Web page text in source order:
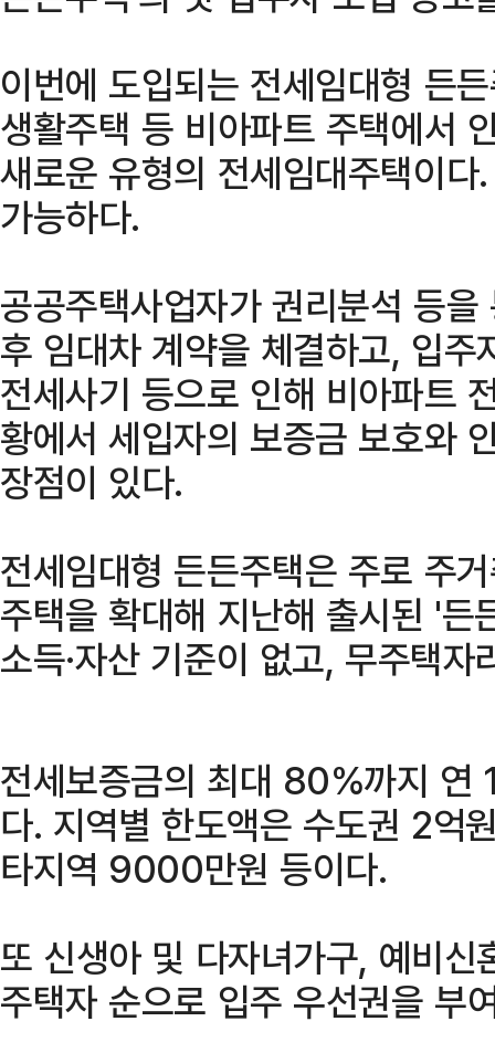
이번에 도입되는 전세임대형 든
생활주택 등 비아파트 주택에서
새로운 유형의 전세임대주택이
가능하다.
공공주택사업자가 권리분석 등
후 임대차 계약을 체결하고, 입
전세사기 등으로 인해 비아파트
황에서 세입자의 보증금 보호와
장점이 있다.
전세임대형 든든주택은 주로 주
주택을 확대해 지난해 출시된 '든
소득·자산 기준이 없고, 무주택
전세보증금의 최대 80%까지 연
다. 지역별 한도액은 수도권 2억
타지역 9000만원 등이다.
또 신생아 및 다자녀가구, 예비
주택자 순으로 입주 우선권을 부